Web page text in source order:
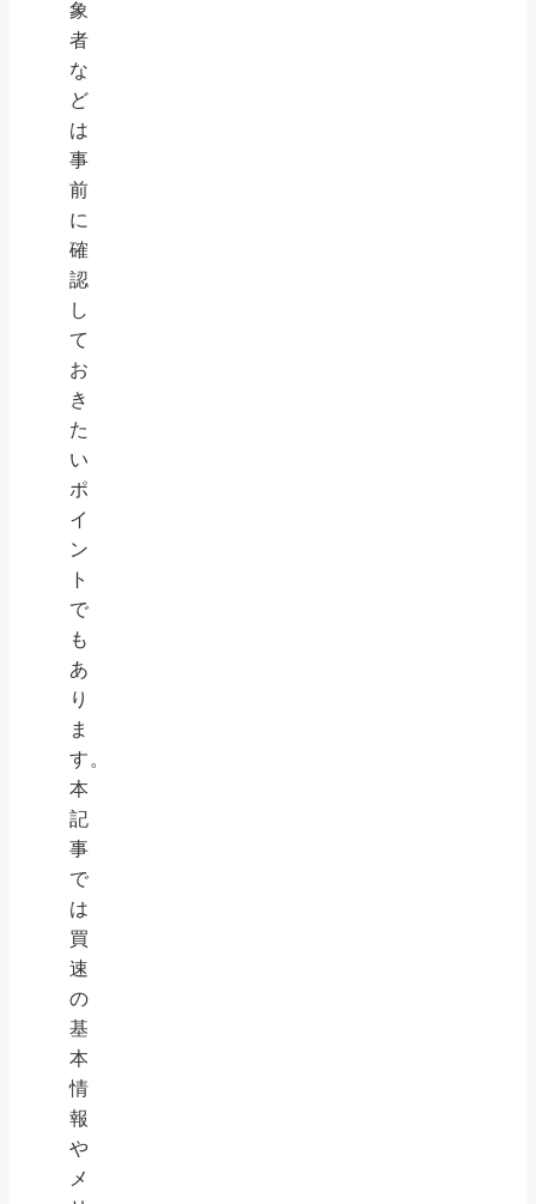
象
者
な
ど
は
事
前
に
確
認
し
て
お
き
た
い
ポ
イ
ン
ト
で
も
あ
り
ま
す。
本
記
事
で
は
買
速
の
基
本
情
報
や
メ